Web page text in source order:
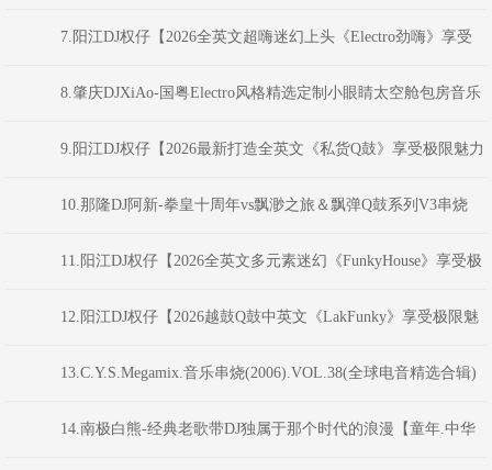
碟-Dj小峰7.阳江DJ权仔【2026全英文超嗨迷幻上头《Electro劲嗨》享受
极限魅力车载大碟】
8.肇庆DJXiAo-国粤Electro风格精选定制小眼睛太空舱包房音乐
嗨友系列中文串烧V.50
9.阳江DJ权仔【2026最新打造全英文《私货Q鼓》享受极限魅力
车载大碟】10.那隆DJ阿新-拳皇十周年vs飘渺之旅＆飘弹Q鼓系列V3串烧
11.阳江DJ权仔【2026全英文多元素迷幻《FunkyHouse》享受极
限魅力车载大碟】
12.阳江DJ权仔【2026越鼓Q鼓中英文《LakFunky》享受极限魅
力车载大碟】13.C.Y.S.Megamix.音乐串烧(2006).VOL.38(全球电音精选合辑)
14.南极白熊-经典老歌带DJ独属于那个时代的浪漫【童年.中华